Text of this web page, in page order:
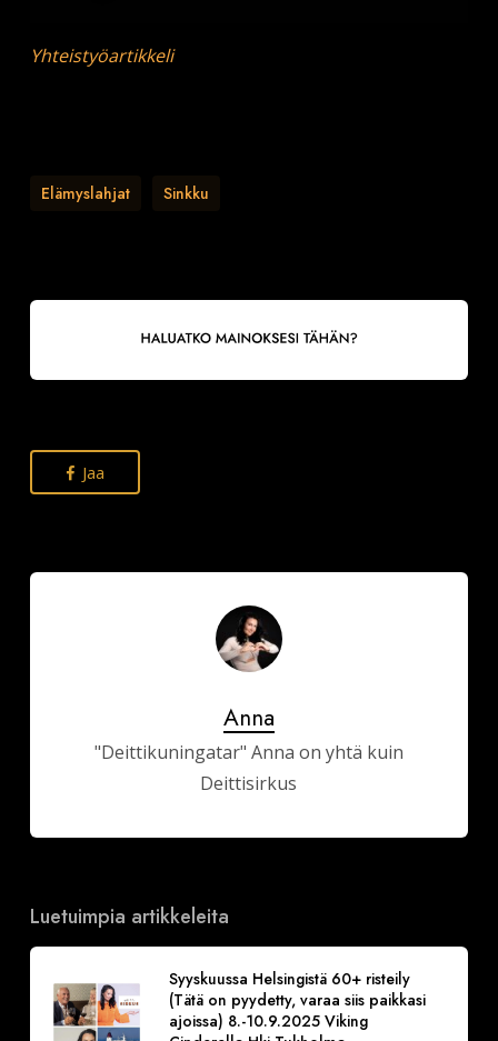
Yhteistyöartikkeli
Elämyslahjat Sinkku
Jaa
Anna
"Deittikuningatar" Anna on yhtä kuin
Deittisirkus
Luetuimpia artikkeleita
Syyskuussa Helsingistä 60+ risteily
(Tätä on pyydetty, varaa siis paikkasi
ajoissa) 8.-10.9.2025 Viking